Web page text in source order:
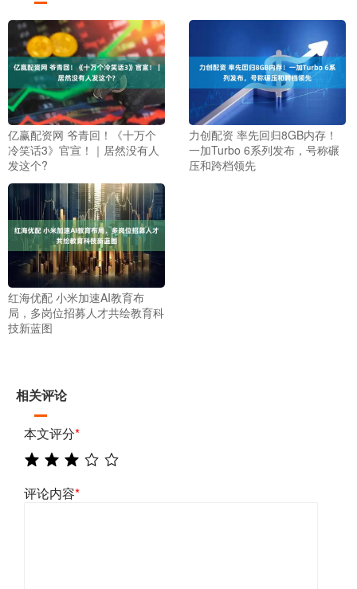
亿赢配资网 爷青回！《十万个
冷笑话3》官宣！｜居然没有人
发这个?
力创配资 率先回归8GB内存！
一加Turbo 6系列发布，号称碾
压和跨档领先
红海优配 小米加速AI教育布
局，多岗位招募人才共绘教育科
技新蓝图
相关评论
本文评分*
评论内容*